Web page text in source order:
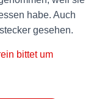
habe. Auch
gesehen.
bittet um